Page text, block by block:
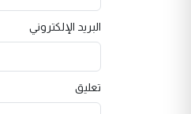
البريد الإلكتروني
تعليق